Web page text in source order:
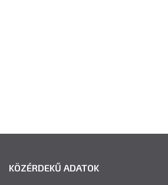
KÖZÉRDEKŰ ADATOK